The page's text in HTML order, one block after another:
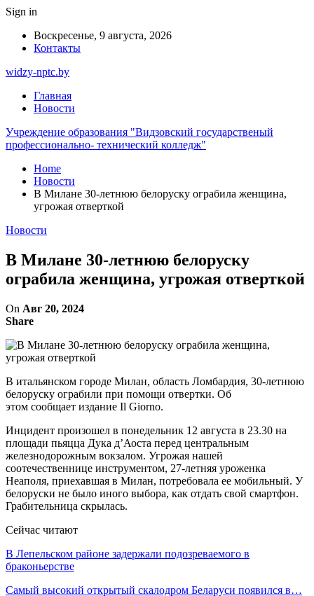
Sign in
Воскресенье, 9 августа, 2026
Контакты
widzy-nptc.by
Главная
Новости
Учреждение образования "Видзовский государственый
профессионально- технический колледж"
Home
Новости
В Милане 30-летнюю белоруску ограбила женщина,
угрожая отверткой
Новости
В Милане 30-летнюю белоруску
ограбила женщина, угрожая отверткой
On Авг 20, 2024
Share
В итальянском городе Милан, область Ломбардия, 30-летнюю
белоруску ограбили при помощи отвертки. Об
этом сообщает издание Il Giorno.
Инцидент произошел в понедельник 12 августа в 23.30 на
площади пьяцца Дука д’Аоста перед центральным
железнодорожным вокзалом. Угрожая нашей
соотечественнице инструментом, 27-летняя уроженка
Неаполя, приехавшая в Милан, потребовала ее мобильный. У
белоруски не было иного выбора, как отдать свой смартфон.
Грабительница скрылась.
Сейчас читают
В Лепельском районе задержали подозреваемого в
браконьерстве
Самый высокий открытый скалодром Беларуси появился в…